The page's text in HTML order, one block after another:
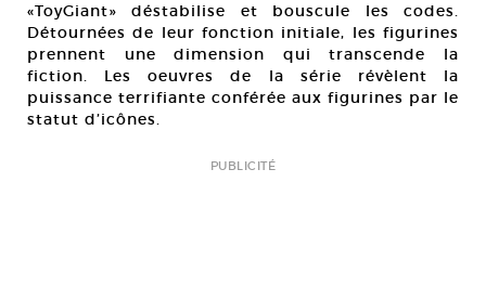
«ToyGiant» déstabilise et bouscule les codes.
Détournées de leur fonction initiale, les figurines
prennent une dimension qui transcende la
fiction. Les oeuvres de la série révèlent la
puissance terrifiante conférée aux figurines par le
statut d’icônes.
PUBLICITÉ